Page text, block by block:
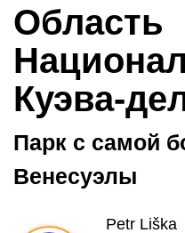
Область
Куэва-
Парк с самой
Венесуэлы
Petr Liška